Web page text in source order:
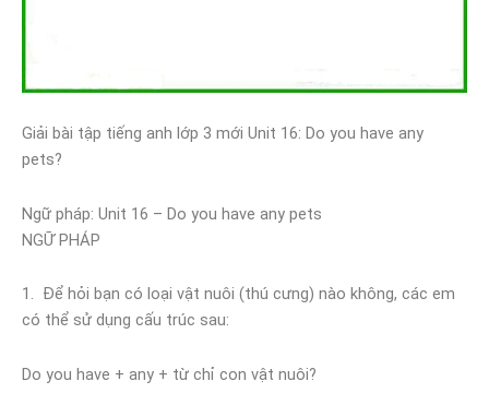
Giải bài tập tiếng anh lớp 3 mới Unit 16: Do you have any
pets?
Ngữ pháp: Unit 16 – Do you have any pets
NGỮ PHÁP
1. Để hỏi bạn có loại vật nuôi (thú cưng) nào không, các em
có thể sử dụng cấu trúc sau:
Do you have + any + từ chỉ con vật nuôi?